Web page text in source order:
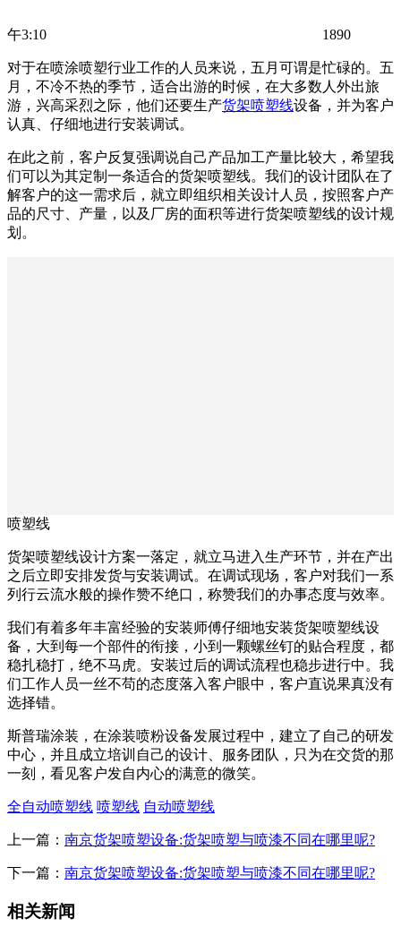
午3:10 1890
对于在喷涂喷塑行业工作的人员来说，五月可谓是忙碌的。五
月，不冷不热的季节，适合出游的时候，在大多数人外出旅
游，兴高采烈之际，他们还要生产货架喷塑线设备，并为客户
认真、仔细地进行安装调试。
在此之前，客户反复强调说自己产品加工产量比较大，希望我
们可以为其定制一条适合的货架喷塑线。我们的设计团队在了
解客户的这一需求后，就立即组织相关设计人员，按照客户产
品的尺寸、产量，以及厂房的面积等进行货架喷塑线的设计规
划。
喷塑线
货架喷塑线设计方案一落定，就立马进入生产环节，并在产出
之后立即安排发货与安装调试。在调试现场，客户对我们一系
列行云流水般的操作赞不绝口，称赞我们的办事态度与效率。
我们有着多年丰富经验的安装师傅仔细地安装货架喷塑线设
备，大到每一个部件的衔接，小到一颗螺丝钉的贴合程度，都
稳扎稳打，绝不马虎。安装过后的调试流程也稳步进行中。我
们工作人员一丝不苟的态度落入客户眼中，客户直说果真没有
选择错。
斯普瑞涂装，在涂装喷粉设备发展过程中，建立了自己的研发
中心，并且成立培训自己的设计、服务团队，只为在交货的那
一刻，看见客户发自内心的满意的微笑。
全自动喷塑线 喷塑线 自动喷塑线
上一篇： 南京货架喷塑设备:货架喷塑与喷漆不同在哪里呢?
下一篇： 南京货架喷塑设备:货架喷塑与喷漆不同在哪里呢?
相关新闻